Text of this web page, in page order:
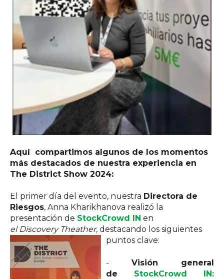
Aquí compartimos algunos de los momentos
más destacados de nuestra experiencia en
The District Show 2024:
El primer día del evento, nuestra Directora de
Riesgos, Anna Kharikhanova realizó la
presentación de StockCrowd IN en
el Discovery Theather, destacando los siguientes
puntos clave:
- Visión general
de
StockCrowd IN: